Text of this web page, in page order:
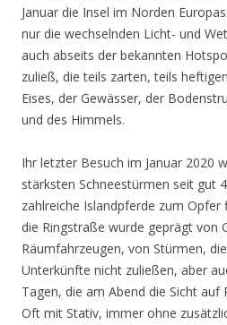
Januar die Insel im Norden
nur die wechselnden Licht- und
auch abseits der bekannten
zuließ, die teils zarten, teils
Eises, der Gewässer, der
und des Himmels.
Ihr letzter Besuch im Januar 2020
stärksten Schneestürmen seit gut
zahlreiche Islandpferde zum
die Ringstraße wurde geprägt von
Räumfahrzeugen, von Stürmen,
Unterkünfte nicht zuließen, aber
Tagen, die am Abend die Sicht
Oft mit Stativ, immer ohne